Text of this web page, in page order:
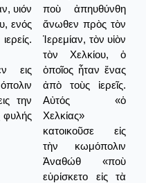
υιόν
ενός
εις
την
φυλής
ποὺ ἀπηυθύνθη
ἄνωθεν πρὸς τὸν
Ἱερεμίαν, τὸν υἱὸν
τὸν Χελκίου, ὁ
ὁποῖος ἦταν ἕνας
ἀπὸ τοὺς ἱερεῖς.
Αὐτός «ὁ
Χελκίας»
κατοικοῦσε εἰς
τὴν κωμόπολιν
Ἀναθώθ «ποὺ
εὑρίσκετο εἰς τὰ